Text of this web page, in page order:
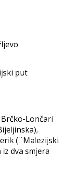
put
Lončari
(¨Malezijski
dva smjera